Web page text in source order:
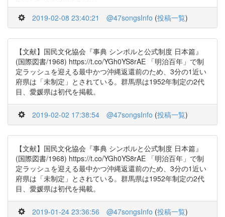
2019-02-08 23:40:21 @47songsInfo (投稿一覧)
【文献】国民文化協会『事典 シンボルと公式制度 日本篇』
(国際図書/1968) https://t.co/YGh0YS8rAE 「明治百年」で制
定ラッシュを迎える最中かつ沖縄返還前のため、3分の1近い
府県は「未制定」とされている。群馬県は1952年制定の2代
目、愛媛県は初代を掲載。
2019-02-02 17:38:54 @47songsInfo (投稿一覧)
【文献】国民文化協会『事典 シンボルと公式制度 日本篇』
(国際図書/1968) https://t.co/YGh0YS8rAE 「明治百年」で制
定ラッシュを迎える最中かつ沖縄返還前のため、3分の1近い
府県は「未制定」とされている。群馬県は1952年制定の2代
目、愛媛県は初代を掲載。
2019-01-24 23:36:56 @47songsInfo (投稿一覧)